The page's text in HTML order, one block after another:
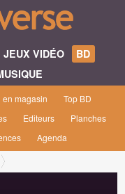
JEUX VIDÉO
BD
en magasin
Top BD
Editeurs
Planches
Agenda